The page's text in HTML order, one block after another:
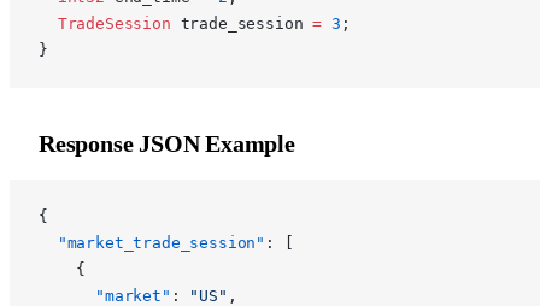
  TradeSession
trade_session = 3 ;
}
Response JSON Example
{
  "market_trade_session"
: [
    {
      "market"
: "US" ,